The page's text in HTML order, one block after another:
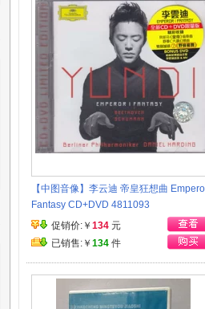
【中图音像】李云迪 帝皇狂想曲
Fantasy CD+DVD 4811093
促销价:￥ 134 元
已销售:￥ 134 件